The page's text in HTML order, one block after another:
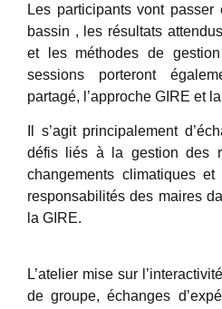
Les participants vont
bassin , les résultats
et les méthodes de
sessions porteront
partagé, l’approche GIRE et
Il s’agit principalement
défis liés à la gestion des
changements climatiques
responsabilités des maires
la GIRE.
L’atelier mise sur
de groupe, échanges